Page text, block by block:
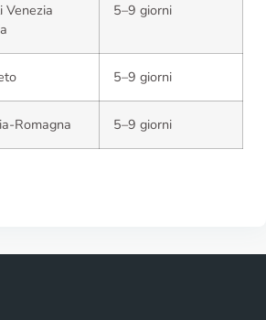
Venezia
5–9 giorni
5–9 giorni
Romagna 5–9 giorni